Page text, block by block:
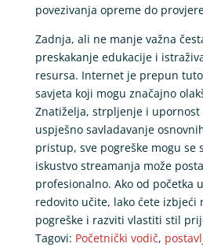
povezivanja opreme do
Zadnja, ali ne manje važna
preskakanje edukacije i
resursa. Internet je prepun
savjeta koji mogu značajno
Znatiželja, strpljenje i upornost
uspješno savladavanje
pristup, sve pogreške mogu se
iskustvo streamanja može
profesionalno. Ako od početka
redovito učite, lako ćete izbjeći
pogreške i razviti vlastiti stil
Tagovi: Početnički vodič,